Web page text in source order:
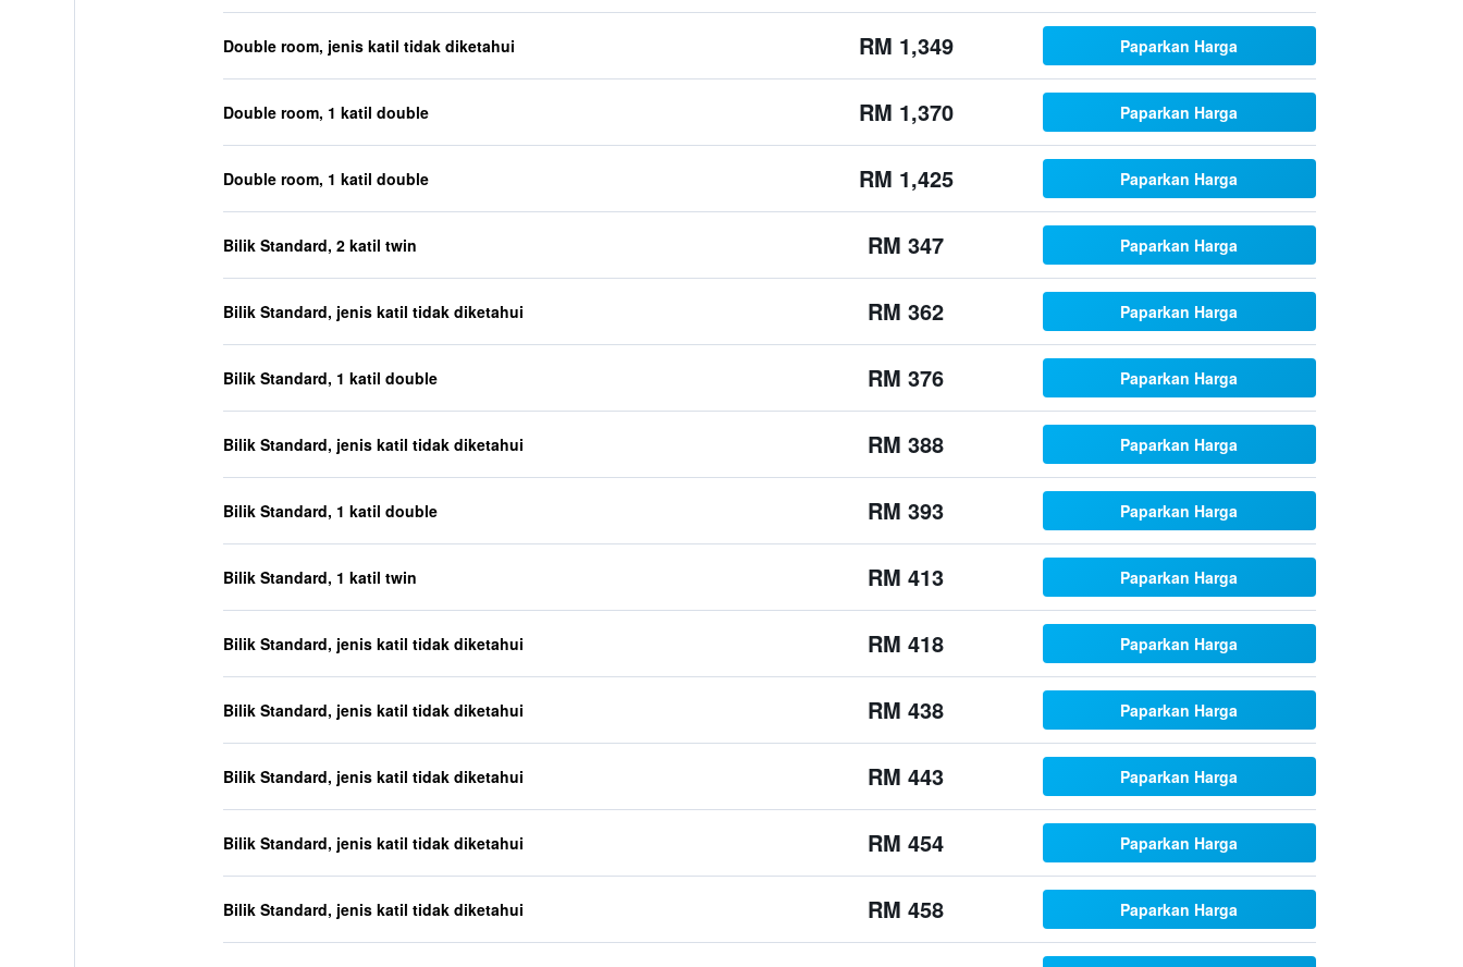
Double room, jenis katil tidak diketahui RM 1,349 Paparkan Harga
Double room, 1 katil double RM 1,370 Paparkan Harga
Double room, 1 katil double RM 1,425 Paparkan Harga
Bilik Standard, 2 katil twin RM 347 Paparkan Harga
Bilik Standard, jenis katil tidak diketahui RM 362 Paparkan Harga
Bilik Standard, 1 katil double RM 376 Paparkan Harga
Bilik Standard, jenis katil tidak diketahui RM 388 Paparkan Harga
Bilik Standard, 1 katil double RM 393 Paparkan Harga
Bilik Standard, 1 katil twin RM 413 Paparkan Harga
Bilik Standard, jenis katil tidak diketahui RM 418 Paparkan Harga
Bilik Standard, jenis katil tidak diketahui RM 438 Paparkan Harga
Bilik Standard, jenis katil tidak diketahui RM 443 Paparkan Harga
Bilik Standard, jenis katil tidak diketahui RM 454 Paparkan Harga
Bilik Standard, jenis katil tidak diketahui RM 458 Paparkan Harga